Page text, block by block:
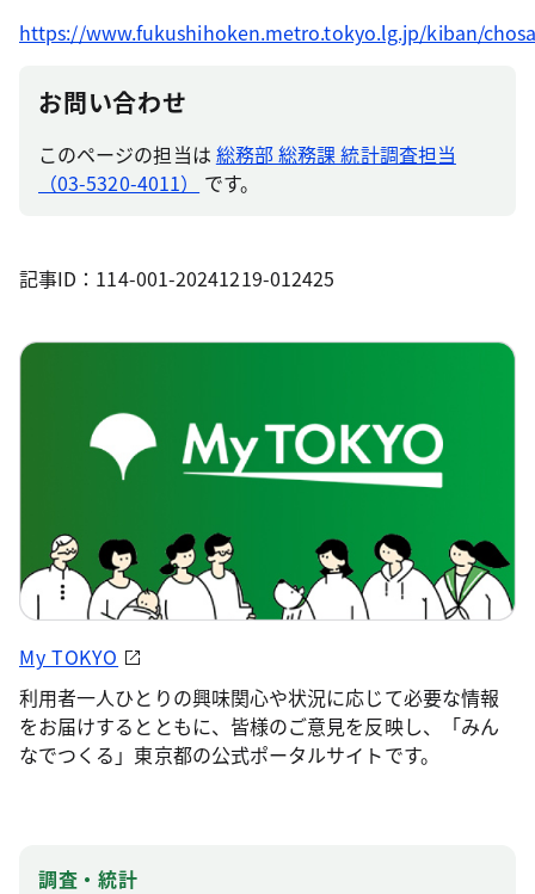
https://www.fukushihoken.metro.tokyo.lg.jp/kiban/
お問い合わせ
このページの担当は 総務部 総務課 統計調査担当
（03-5320-4011）
です。
記事ID：114-001-20241219-012425
My TOKYO
利用者一人ひとりの興味関心や状況に応じて必要な情報
をお届けするとともに、皆様のご意見を反映し、「みん
なでつくる」東京都の公式ポータルサイトです。
調査・統計